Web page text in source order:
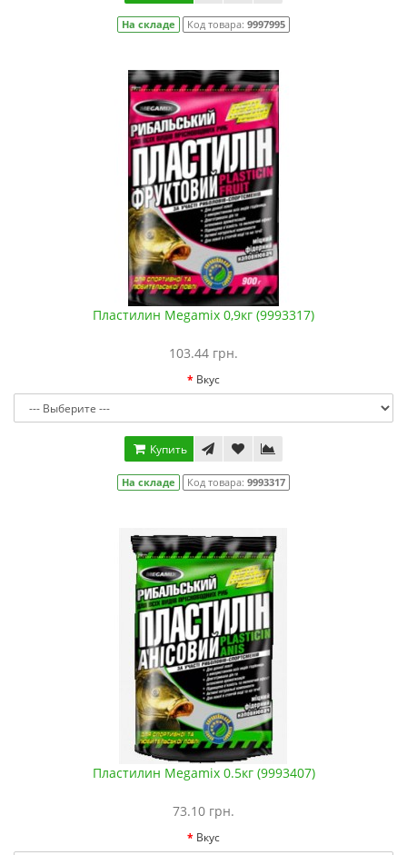
На складе Код товара: 9997995
Пластилин Megamix 0,9кг (9993317)
103.44 грн.
Вкус
Купить
На складе Код товара: 9993317
Пластилин Megamix 0.5кг (9993407)
73.10 грн.
Вкус